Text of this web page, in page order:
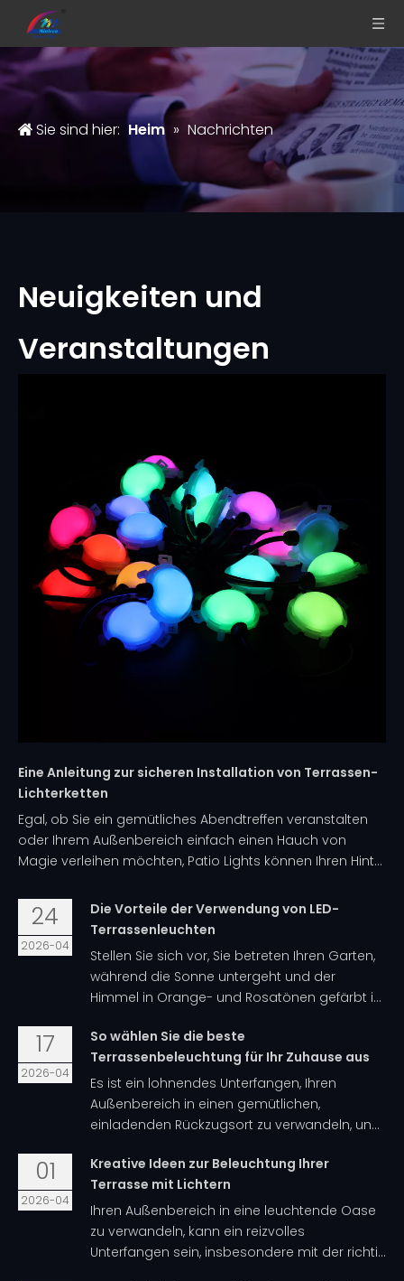
Sie sind hier: Heim » Nachrichten
Neuigkeiten und
Veranstaltungen
Eine Anleitung zur sicheren Installation von Terrassen-
Lichterketten
Egal, ob Sie ein gemütliches Abendtreffen veranstalten
oder Ihrem Außenbereich einfach einen Hauch von
Magie verleihen möchten, Patio Lights können Ihren Hint...
24
2026-04
Die Vorteile der Verwendung von LED-
Terrassenleuchten
Stellen Sie sich vor, Sie betreten Ihren Garten,
während die Sonne untergeht und der
Himmel in Orange- und Rosatönen gefärbt i...
17
2026-04
So wählen Sie die beste
Terrassenbeleuchtung für Ihr Zuhause aus
Es ist ein lohnendes Unterfangen, Ihren
Außenbereich in einen gemütlichen,
einladenden Rückzugsort zu verwandeln, un...
01
2026-04
Kreative Ideen zur Beleuchtung Ihrer
Terrasse mit Lichtern
Ihren Außenbereich in eine leuchtende Oase
zu verwandeln, kann ein reizvolles
Unterfangen sein, insbesondere mit der richti...